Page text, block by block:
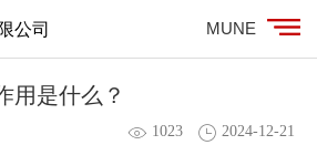
公司 MUNE
用是什么？
1023 2024-12-21